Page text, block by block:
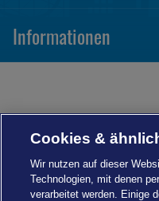
Informationen
Cookies &
Wir nutzen auf dieser
Technologien, mit denen
verarbeitet werden. Einige